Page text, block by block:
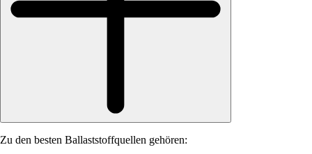
Zu den besten Ballaststoffquellen gehören: